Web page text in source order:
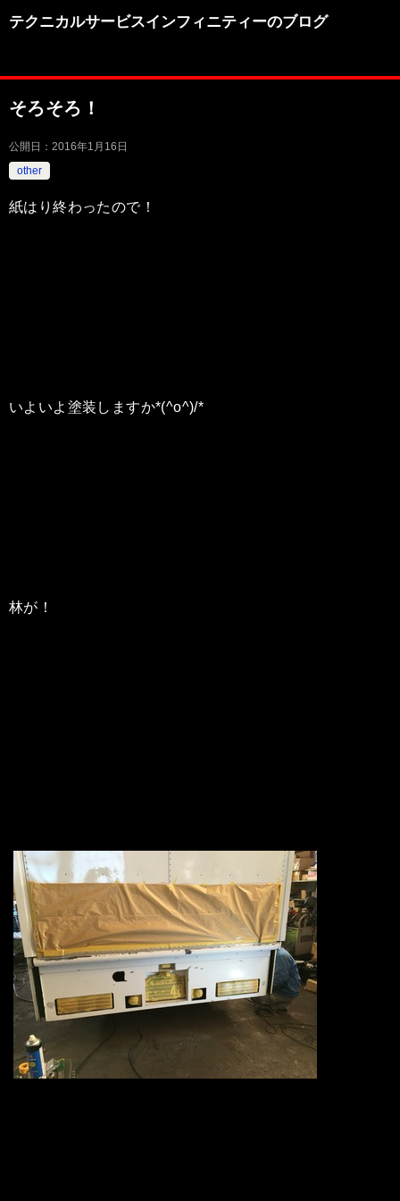
テクニカルサービスインフィニティーのブログ
そろそろ！
公開日： 2016年1月16日
other
紙はり終わったので！
いよいよ塗装しますか*(^o^)/*
林が！